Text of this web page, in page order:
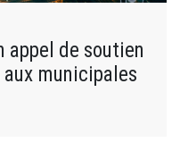
appel de soutien
municipales